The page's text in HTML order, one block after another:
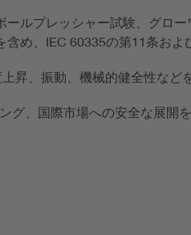
ルプレッシャー試験、グロ
め、IEC 60335の第11条およ
昇、振動、機械的健全性など
、国際市場への安全な展開